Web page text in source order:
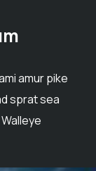
amur pike
sprat sea